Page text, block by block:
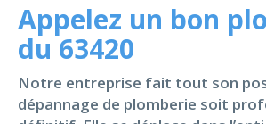
Appelez un bon
du 63420
Notre entreprise fait tout son
dépannage de plomberie soit